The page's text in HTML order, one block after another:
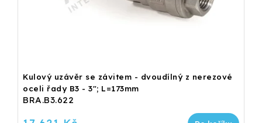
Kulový uzávěr se závitem - dvoudílný z nerezové
oceli řady B3 - 3"; L=173mm
BRA.B3.622